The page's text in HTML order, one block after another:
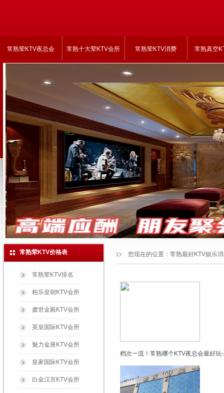
常熟荤KTV夜总会 常熟十大荤KTV会所 常熟荤KTV消费 常熟真空
常熟荤KTV价格表
常熟荤KTV排名
柏乐皇朝KTV会所
虞世金殿KTV会所
英皇国际KTV会所
魅力金座KTV会所
皇家国际KTV会所
白金汉宫KTV会所
档次一流！常熟哪个KTV夜总会最好
您现在的位置： 常熟最好KTV娱乐